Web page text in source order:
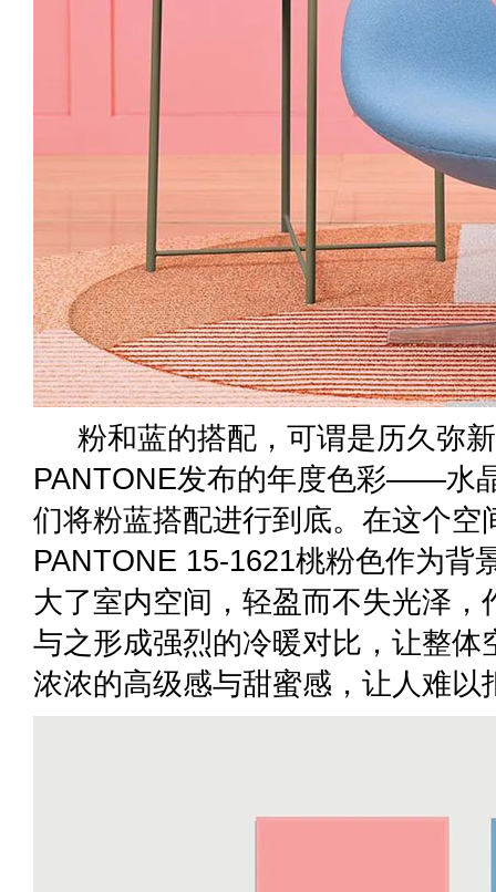
粉和蓝的搭配，可谓是历久弥
PANTONE发布的年度色彩——水
们将粉蓝搭配进行到底。在这个空
PANTONE 15-1621桃粉色作为背
大了室内空间，轻盈而不失光泽
与之形成强烈的冷暖对比，让整
浓浓的高级感与甜蜜感，让人难以